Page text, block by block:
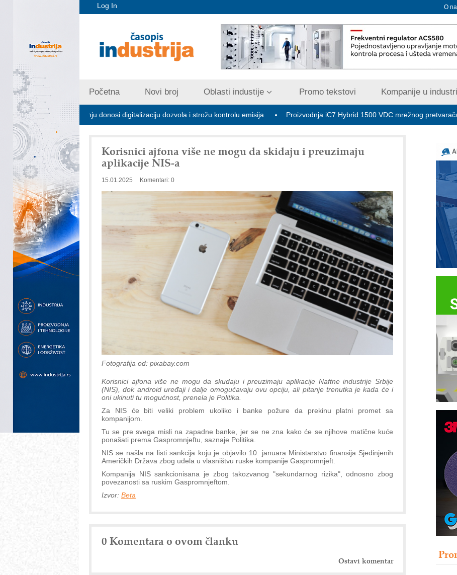
Log In O
Početna Novi broj Oblasti industije Promo tekstovi Kompanije u
zagađivanju donosi digitalizaciju dozvola i strožu kontrolu emisija Proizvodnja iC7 Hybrid 1500 VDC mrežnog pretvarača sa
Korisnici ajfona više ne mogu da skidaju i preuzimaju
aplikacije NIS-a
15.01.2025 Komentari: 0
Fotografija od: pixabay.com
Korisnici ajfona više ne mogu da skudaju i preuzimaju aplikacije Naftne industrije Srbije
(NIS), dok android uređaji i dalje omogućavaju ovu opciju, ali pitanje trenutka je kada će i
oni ukinuti tu mogućnost, prenela je Politika.
Za NIS će biti veliki problem ukoliko i banke požure da prekinu platni promet sa
kompanijom.
Tu se pre svega misli na zapadne banke, jer se ne zna kako će se njihove matične kuće
ponašati prema Gaspromnjeftu, saznaje Politika.
NIS se našla na listi sankcija koju je objavilo 10. januara Ministarstvo finansija Sjedinjenih
Američkih Država zbog udela u vlasništvu ruske kompanije Gaspromnjeft.
Kompanija NIS sankcionisana je zbog takozvanog "sekundarnog rizika", odnosno zbog
povezanosti sa ruskim Gaspromnjeftom.
Izvor: Beta
0 Komentara o ovom članku
Ostavi komentar
–